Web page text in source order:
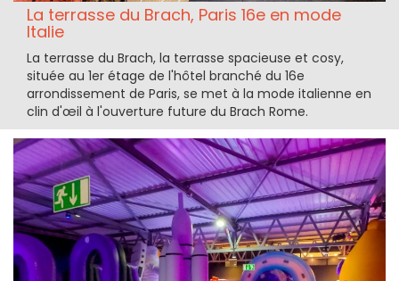
La terrasse du Brach, Paris 16e en mode
Italie
La terrasse du Brach, la terrasse spacieuse et cosy,
située au 1er étage de l'hôtel branché du 16e
arrondissement de Paris, se met à la mode italienne en
clin d'œil à l'ouverture future du Brach Rome.